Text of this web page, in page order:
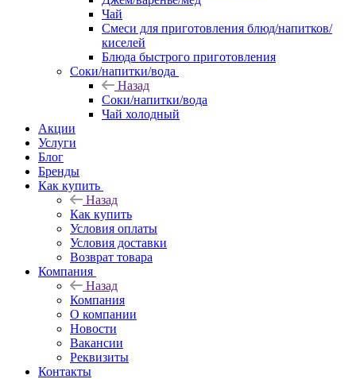
Чай
Смеси для приготовления блюд/напитков/
киселей
Блюда быстрого приготовления
Соки/напитки/вода
Назад
Соки/напитки/вода
Чай холодный
Акции
Услуги
Блог
Бренды
Как купить
Назад
Как купить
Условия оплаты
Условия доставки
Возврат товара
Компания
Назад
Компания
О компании
Новости
Вакансии
Реквизиты
Контакты